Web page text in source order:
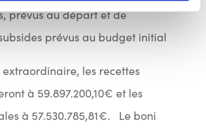
prévus au départ et de
prévus au budget initial
extraordinaire, les recettes
à 59.897.200,10€ et les
à 57.530.785,81€. Le boni